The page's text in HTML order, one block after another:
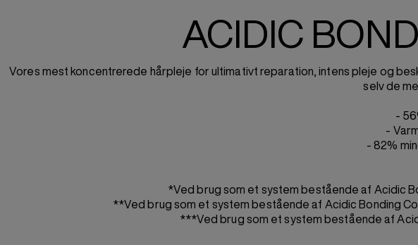
ACIDIC
Vores mest koncentrerede hårpleje for ultimativt reparation, intens pleje og
selv de
-
-
- 82%
*Ved brug som et system bestående af Acidic
**Ved brug som et system bestående af Acidic Bonding
***Ved brug som et system bestående af